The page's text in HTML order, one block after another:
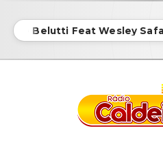
e Belutti Feat Wesley